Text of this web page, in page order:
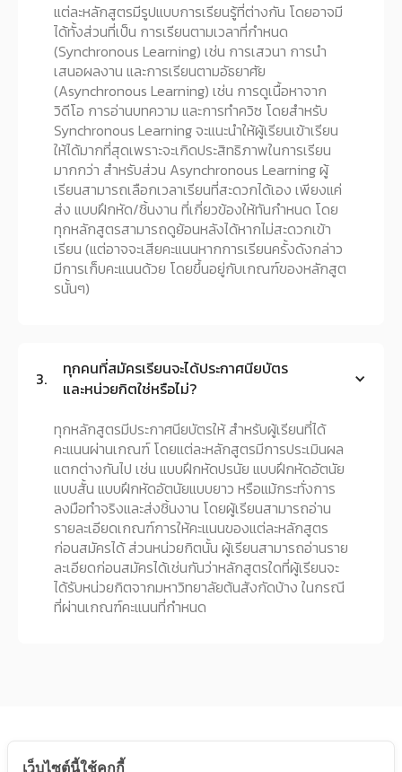
แต่ละหลักสูตรมีรูปแบบการเรียนรู้ที่ต่างกัน โดยอาจมี
ได้ทั้งส่วนที่เป็น การเรียนตามเวลาที่กำหนด
(Synchronous Learning) เช่น การเสวนา การนำ
เสนอผลงาน และการเรียนตามอัธยาศัย
(Asynchronous Learning) เช่น การดูเนื้อหาจาก
วิดีโอ การอ่านบทความ และการทำควิซ โดยสำหรับ
Synchronous Learning จะแนะนำให้ผู้เรียนเข้าเรียน
ให้ได้มากที่สุดเพราะจะเกิดประสิทธิภาพในการเรียน
มากกว่า สำหรับส่วน Asynchronous Learning ผู้
เรียนสามารถเลือกเวลาเรียนที่สะดวกได้เอง เพียงแค่
ส่ง แบบฝึกหัด/ชิ้นงาน ที่เกี่ยวข้องให้ทันกำหนด โดย
ทุกหลักสูตรสามารถดูย้อนหลังได้หากไม่สะดวกเข้า
เรียน (แต่อาจจะเสียคะแนนหากการเรียนครั้งดังกล่าว
มีการเก็บคะแนนด้วย โดยขึ้นอยู่กับเกณฑ์ของหลักสูต
รนั้นๆ)
3.
ทุกคนที่สมัครเรียนจะได้ประกาศนียบัตร
และหน่วยกิตใช่หรือไม่?
ทุกหลักสูตรมีประกาศนียบัตรให้ สำหรับผู้เรียนที่ได้
คะแนนผ่านเกณฑ์ โดยแต่ละหลักสูตรมีการประเมินผล
แตกต่างกันไป เช่น แบบฝึกหัดปรนัย แบบฝึกหัดอัตนัย
แบบสั้น แบบฝึกหัดอัตนัยแบบยาว หรือแม้กระทั่งการ
ลงมือทำจริงและส่งชิ้นงาน โดยผู้เรียนสามารถอ่าน
รายละเอียดเกณฑ์การให้คะแนนของแต่ละหลักสูตร
ก่อนสมัครได้ ส่วนหน่วยกิตนั้น ผู้เรียนสามารถอ่านราย
ละเอียดก่อนสมัครได้เช่นกันว่าหลักสูตรใดที่ผู้เรียนจะ
ได้รับหน่วยกิตจากมหาวิทยาลัยต้นสังกัดบ้าง ในกรณี
ที่ผ่านเกณฑ์คะแนนที่กำหนด
เว็บไซต์นี้ใช้คุกกี้